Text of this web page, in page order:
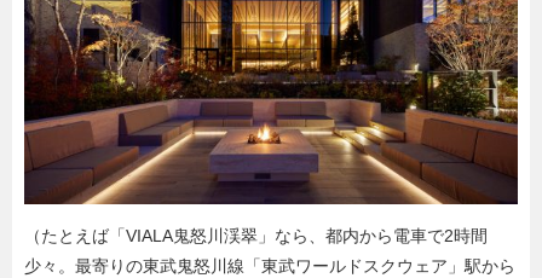
（たとえば「VIALA鬼怒川渓翠」なら、都内から電車で2時間
少々。最寄りの東武鬼怒川線「東武ワールドスクウェア」駅から